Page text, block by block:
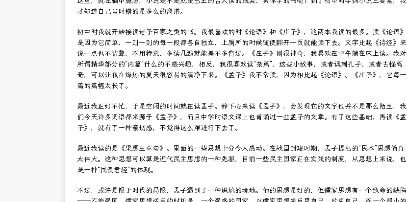
才知道自己当时错的是多么的离谱。
初中时我就开始接读诸子百家之类的书。我最喜欢的时《论语》和《庄子》，这两本我读的最多。读《论语》
是因为它简单，一则一则的每一段都各自独立，上厕所的时候随便翻开一页就能读下去。文字比起《诗经》来
说一点也不诘聱，不用特意，多读几遍就能差不多背过。《庄子》则很神奇，我喜欢在中午躺在床上读。我对
所谓精华部分的“内篇”什么的不感兴趣，相反，我很喜欢读“杂篇”，这些小故事，或者讽刺孔子、或者古怪离
奇，可以让我在燥热的夏天很容易的清净下来。《孟子》我不常读，因为相比起《论语》、《庄子》，它每一
篇的篇幅太长了。
最近我正好不忙，于是空闲的时间就在读孟子。静下心来读《孟子》，会发现它的文字也并不是那么陌生，我
们今天许多词语都来源于《孟子》，而且中学时语文课上也背诵过一些孟子的文章。有了这些基础，再读《孟
子》，就有了一种亲切感，不觉得这么难进行下去了。
最近我读的是《梁惠王章句》。里面的一些思想十分令人感动。在战国封建时期，孟子提出的“民本”思想简直
太伟大。这种思想可以算是近代民主思想的一种先驱，目前一些民主国家正在实践的制度，从思想上来说，也
是一种“民贵君轻”的体现。
不过，或许是限于时代的局限，孟子遇到了一种尴尬的境地。他的思想是好的，但儒家思想有一个致命的缺陷